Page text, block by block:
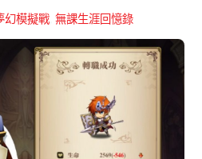
幻模擬戰, 無課生涯回憶錄